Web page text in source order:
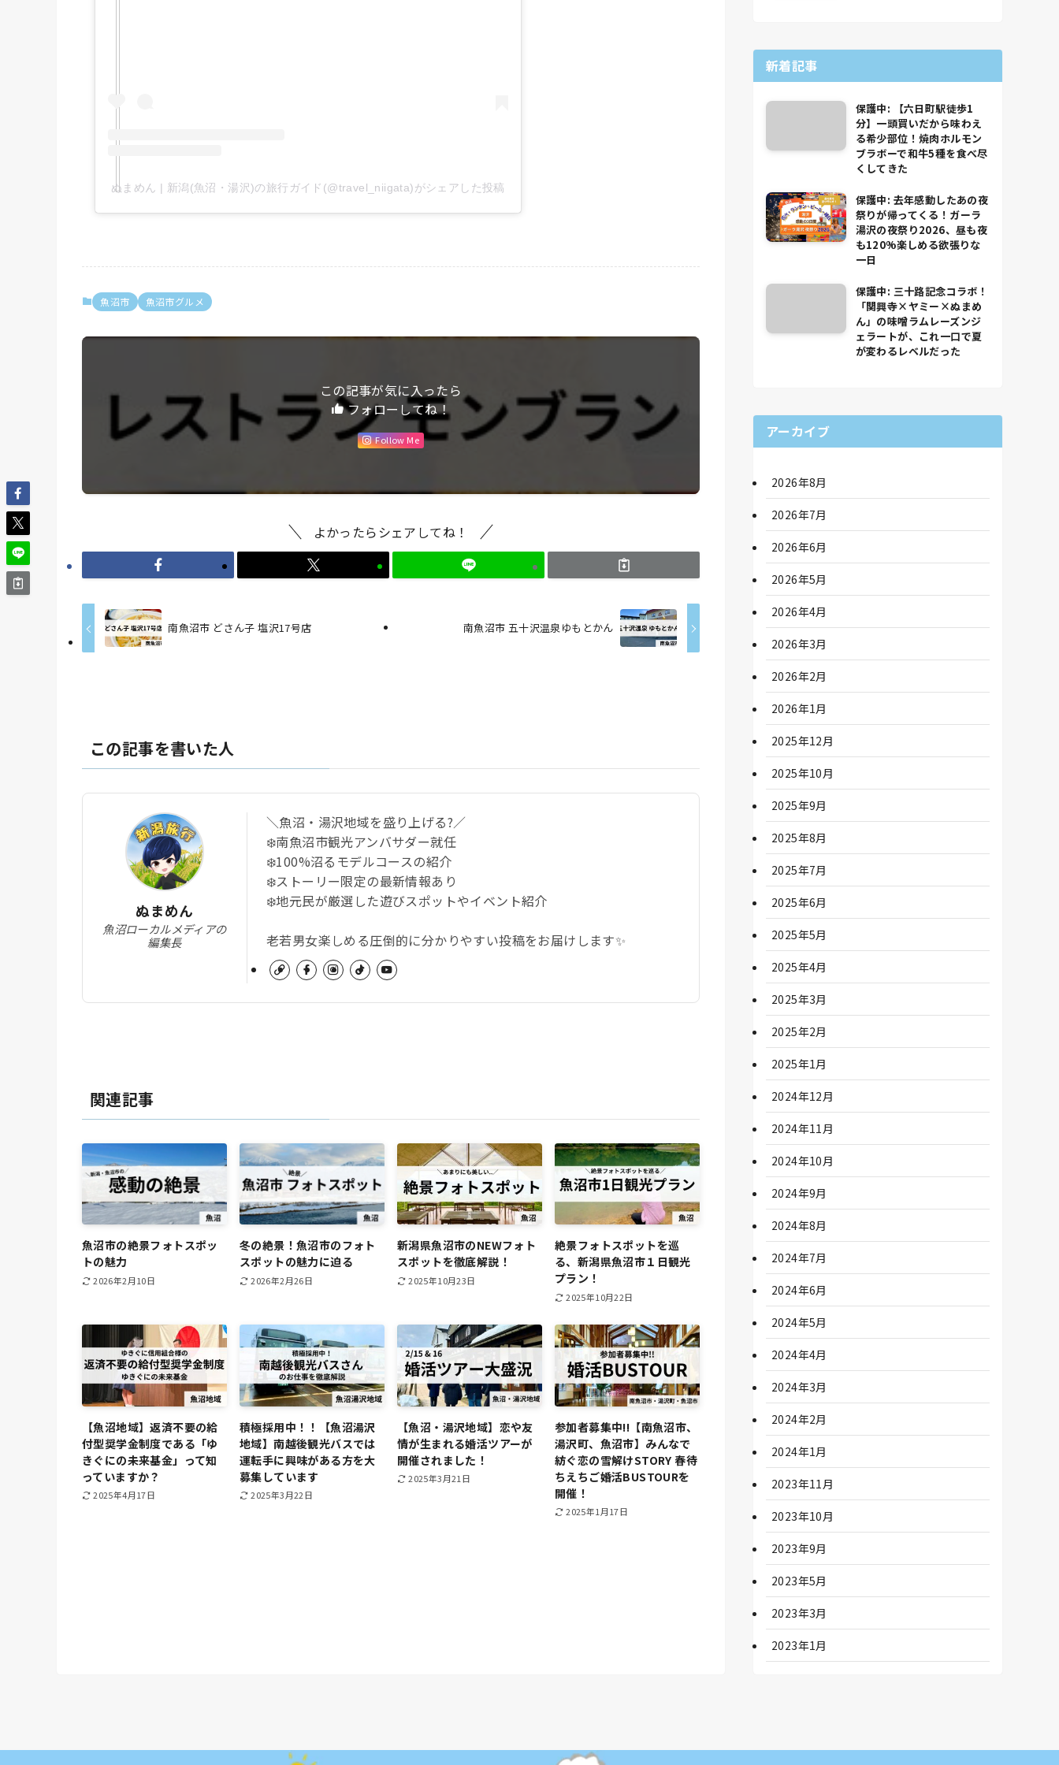
ぬまめん | 新潟(魚沼・湯沢)の旅行ガイド(@travel_niigata)がシェアした投稿
魚沼市 魚沼市グルメ
この記事が気に入ったら
フォローしてね！
Follow Me
よかったらシェアしてね！
南魚沼市 どさん子 塩沢17号店 南魚沼市 五十沢温泉ゆもとかん
この記事を書いた人
ぬまめん
魚沼ローカルメディアの
編集長
＼魚沼・湯沢地域を盛り上げる?／
❄️南魚沼市観光アンバサダー就任
❄️100%沼るモデルコースの紹介
❄️ストーリー限定の最新情報あり
❄️地元民が厳選した遊びスポットやイベント紹介
老若男女楽しめる圧倒的に分かりやすい投稿をお届けします✨
関連記事
魚沼市の絶景フォトスポッ
トの魅力
2026年2月10日
冬の絶景！魚沼市のフォト
スポットの魅力に迫る
2026年2月26日
新潟県魚沼市のNEWフォト
スポットを徹底解説！
2025年10月23日
絶景フォトスポットを巡
る、新潟県魚沼市１日観光
プラン！
2025年10月22日
【魚沼地域】返済不要の給
付型奨学金制度である「ゆ
きぐにの未来基金」って知
っていますか？
2025年4月17日
積極採用中！！【魚沼湯沢
地域】南越後観光バスでは
運転手に興味がある方を大
募集しています
2025年3月22日
【魚沼・湯沢地域】恋や友
情が生まれる婚活ツアーが
開催されました！
2025年3月21日
参加者募集中!!【南魚沼市、
湯沢町、魚沼市】みんなで
紡ぐ恋の雪解けSTORY 春待
ちえちご婚活BUSTOURを
開催！
2025年1月17日
新着記事
保護中: 【六日町駅徒歩1
分】一頭買いだから味わえ
る希少部位！焼肉ホルモン
ブラボーで和牛5種を食べ尽
くしてきた
保護中: 去年感動したあの夜
祭りが帰ってくる！ガーラ
湯沢の夜祭り2026、昼も夜
も120%楽しめる欲張りな
一日
保護中: 三十路記念コラボ！
「関興寺×ヤミー×ぬまめ
ん」の味噌ラムレーズンジ
ェラートが、これ一口で夏
が変わるレベルだった
アーカイブ
2026年8月
2026年7月
2026年6月
2026年5月
2026年4月
2026年3月
2026年2月
2026年1月
2025年12月
2025年10月
2025年9月
2025年8月
2025年7月
2025年6月
2025年5月
2025年4月
2025年3月
2025年2月
2025年1月
2024年12月
2024年11月
2024年10月
2024年9月
2024年8月
2024年7月
2024年6月
2024年5月
2024年4月
2024年3月
2024年2月
2024年1月
2023年11月
2023年10月
2023年9月
2023年5月
2023年3月
2023年1月